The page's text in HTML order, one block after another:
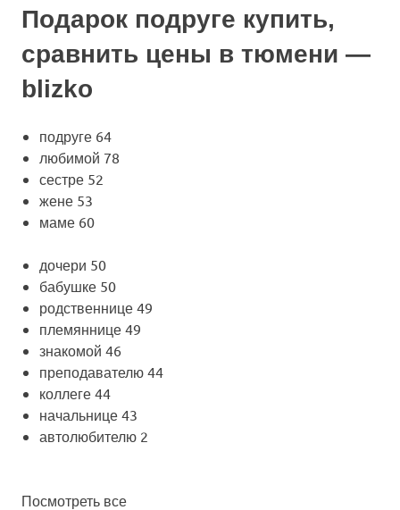
Подарок подруге купить,
сравнить цены в тюмени —
blizko
подруге 64
любимой 78
сестре 52
жене 53
маме 60
дочери 50
бабушке 50
родственнице 49
племяннице 49
знакомой 46
преподавателю 44
коллеге 44
начальнице 43
автолюбителю 2
Посмотреть все